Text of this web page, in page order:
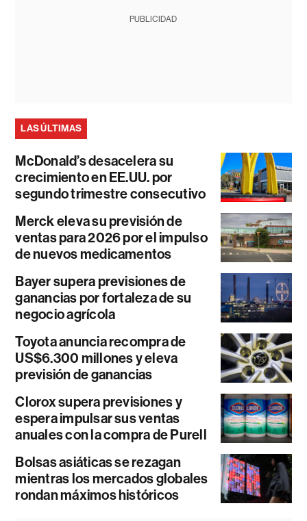
PUBLICIDAD
LAS ÚLTIMAS
McDonald’s desacelera su
crecimiento en EE.UU. por
segundo trimestre consecutivo
Merck eleva su previsión de
ventas para 2026 por el impulso
de nuevos medicamentos
Bayer supera previsiones de
ganancias por fortaleza de su
negocio agrícola
Toyota anuncia recompra de
US$6.300 millones y eleva
previsión de ganancias
Clorox supera previsiones y
espera impulsar sus ventas
anuales con la compra de Purell
Bolsas asiáticas se rezagan
mientras los mercados globales
rondan máximos históricos